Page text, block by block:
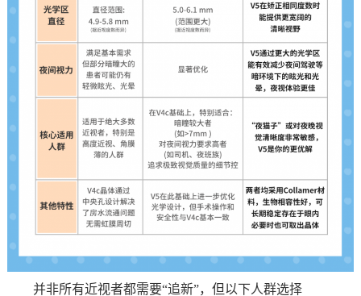
并非所有近视者都需要“追新”，但以下人群选择